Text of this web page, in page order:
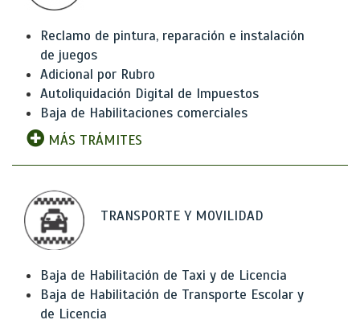
Reclamo de pintura, reparación e instalación
de juegos
Adicional por Rubro
Autoliquidación Digital de Impuestos
Baja de Habilitaciones comerciales
MÁS TRÁMITES
TRANSPORTE Y MOVILIDAD
Baja de Habilitación de Taxi y de Licencia
Baja de Habilitación de Transporte Escolar y
de Licencia